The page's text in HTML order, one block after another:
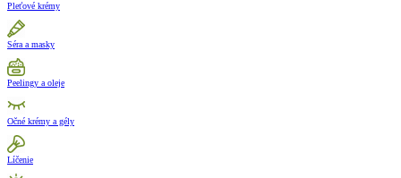
Pleťové krémy
Séra a masky
Peelingy a oleje
Očné krémy a gély
Líčenie